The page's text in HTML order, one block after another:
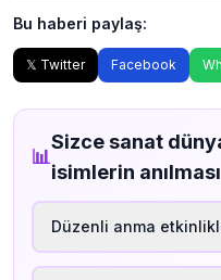
Bu haberi paylaş:
𝕏 Twitter Facebook
📊
Sizce sanat
isimlerin
Düzenli anma